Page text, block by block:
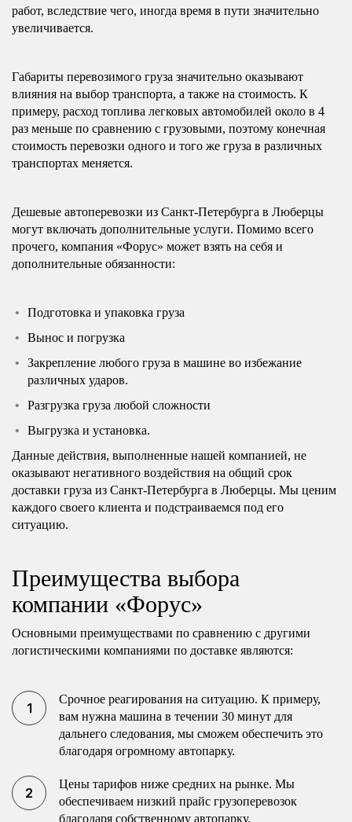
работ, вследствие чего, иногда время в пути значительно
увеличивается.
Габариты перевозимого груза значительно оказывают
влияния на выбор транспорта, а также на стоимость. К
примеру, расход топлива легковых автомобилей около в 4
раз меньше по сравнению с грузовыми, поэтому конечная
стоимость перевозки одного и того же груза в различных
транспортах меняется.
Дешевые автоперевозки из Санкт-Петербурга в Люберцы
могут включать дополнительные услуги. Помимо всего
прочего, компания «Форус» может взять на себя и
дополнительные обязанности:
Подготовка и упаковка груза
Вынос и погрузка
Закрепление любого груза в машине во избежание
различных ударов.
Разгрузка груза любой сложности
Выгрузка и установка.
Данные действия, выполненные нашей компанией, не
оказывают негативного воздействия на общий срок
доставки груза из Санкт-Петербурга в Люберцы. Мы ценим
каждого своего клиента и подстраиваемся под его
ситуацию.
Преимущества выбора
компании «Форус»
Основными преимуществами по сравнению с другими
логистическими компаниями по доставке являются:
Срочное реагирования на ситуацию. К примеру,
вам нужна машина в течении 30 минут для
дальнего следования, мы сможем обеспечить это
благодаря огромному автопарку.
Цены тарифов ниже средних на рынке. Мы
обеспечиваем низкий прайс грузоперевозок
благодаря собственному автопарку.